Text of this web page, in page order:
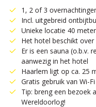
1, 2 of 3
Incl. uitgebreid
Unieke locatie 40
Het hotel beschikt
Er is een sauna (o.b.v.
aanwezig in het hotel
Haarlem ligt op ca. 25
Gratis gebruik van Wi-
Tip: breng een bezoek
Wereldoorlog!